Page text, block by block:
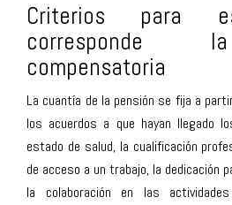
Criterios para
corresponde
compensatoria
La cuantía de la pensión se fija a
los acuerdos a que hayan llegado
estado de salud, la cualificación
de acceso a un trabajo, la dedicación
la colaboración en las